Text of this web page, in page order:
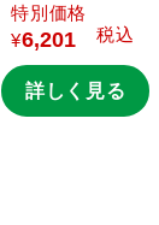
本＋「JOYL
さじの
旬CREAFARM」
９２ｇ瓶×1本
価格
¥6,201 税込
詳しく見る